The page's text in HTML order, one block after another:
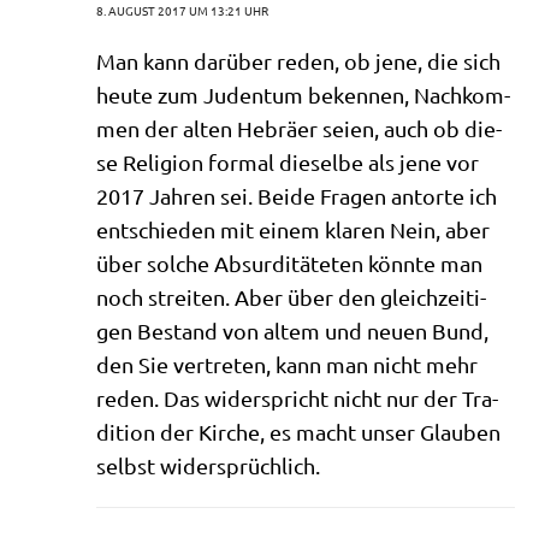
8. AUGUST 2017 UM 13:21 UHR
Man kann dar­über reden, ob jene, die sich
heu­te zum Juden­tum beken­nen, Nach­kom­
men der alten Hebrä­er sei­en, auch ob die­
se Reli­gi­on for­mal die­sel­be als jene vor
2017 Jah­ren sei. Bei­de Fra­gen antor­te ich
ent­schie­den mit einem kla­ren Nein, aber
über sol­che Absur­di­tä­te­ten könn­te man
noch strei­ten. Aber über den gleich­zei­ti­
gen Bestand von altem und neu­en Bund,
den Sie ver­tre­ten, kann man nicht mehr
reden. Das wider­spricht nicht nur der Tra­
di­ti­on der Kir­che, es macht unser Glau­ben
selbst widersprüchlich.